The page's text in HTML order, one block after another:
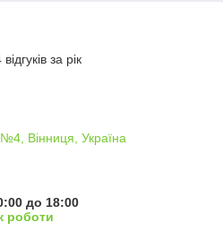
за рік
Вінниця, Україна
до 18:00
роботи